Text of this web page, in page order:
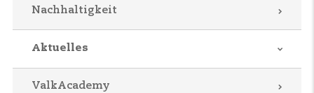
Nachhaltigkeit
Aktuelles
ValkAcademy